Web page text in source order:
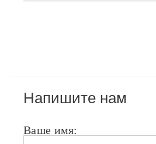
Напишите нам
Ваше имя: